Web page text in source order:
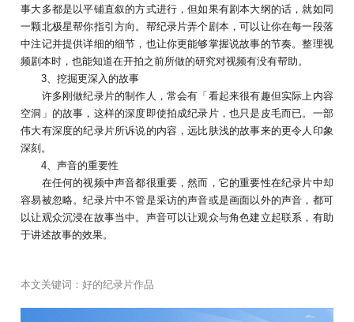
事大多都是以平铺直叙的方式进行，但如果有剧本大纲的话，就如同
一颗北极星帮你指引方向。帮纪录片弄个剧本，可以让你在每一段落
中注记并提供详细的细节，也让你更能够掌握说故事的节奏。整理视
频剧本时，也能知道在开拍之前所做的研究对视频有没有帮助。
3、挖掘更深入的故事
许多刚做纪录片的制作人，常会有「看起来很有趣但实际上内容
空洞」的故事，这样的深度即使拍成纪录片，也只是皮毛而已。一部
伟大有深度的纪录片所诉说的内容，远比肤浅的故事来的更令人印象
深刻。
4、声音的重要性
在任何的视频中声音都很重要，然而，它的重要性在纪录片中却
容易被忽略。纪录片中不管是采访的声音或是画面以外的声音，都可
以让观众沉浸在故事当中。声音可以让观众与角色建立起联系，有助
于讲述故事的效果。
本文关键词： 好的纪录片作品